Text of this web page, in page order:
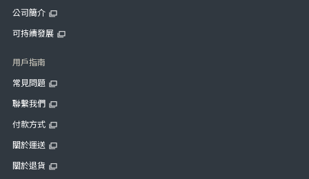
公司簡介
可持續發展
用戶指南
常見問題
聯繫我們
付款方式
關於運送
關於退貨